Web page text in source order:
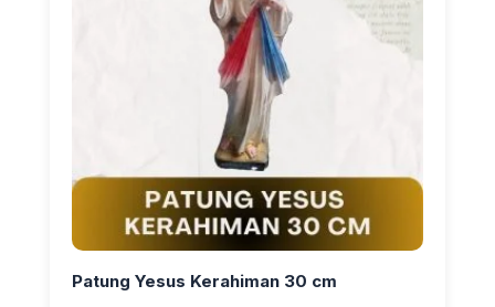
Patung Yesus Kerahiman 30 cm